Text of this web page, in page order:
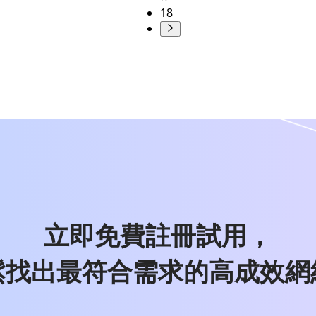
18
立即免費註冊試用，
出最符合需求的高成效